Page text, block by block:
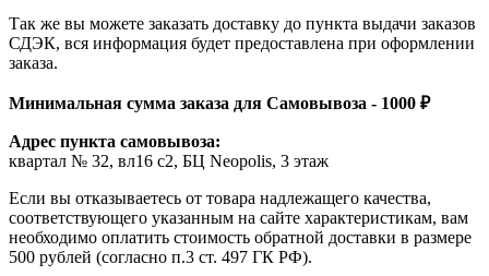
Так же вы можете заказать доставку до пункта выдачи заказов
СДЭК, вся информация будет предоставлена при оформлении
заказа.
Минимальная сумма заказа для Самовывоза - 1000 ₽
Адрес пункта самовывоза:
квартал № 32, вл16 с2, БЦ Neopolis, 3 этаж
Если вы отказываетесь от товара надлежащего качества,
соответствующего указанным на сайте характеристикам, вам
необходимо оплатить стоимость обратной доставки в размере
500 рублей (согласно п.3 ст. 497 ГК РФ).